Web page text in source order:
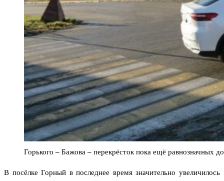
Горького – Бажова – перекрёсток пока ещё равнозначных
В посёлке Горный в последнее время значительно увеличилось